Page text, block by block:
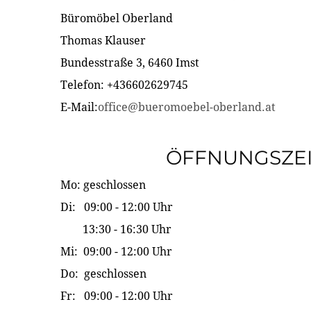
Büromöbel Oberland
Thomas Klauser
Bundesstraße 3, 6460 Imst
Telefon: +436602629745
E-Mail:office@bueromoebel-oberland.at
Mo: geschlossen
Di: 09:00 - 12:00 Uhr
13:30 - 16:30 Uhr
Mi: 09:00 - 12:00 Uhr
Do: geschlossen
Fr: 09:00 - 12:00 Uhr